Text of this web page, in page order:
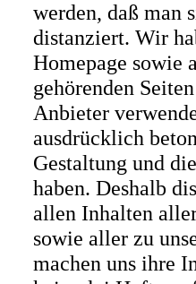
werden, daß man
distanziert. Wir
Homepage sowie
gehörenden
Anbieter
ausdrücklich
Gestaltung und
haben. Deshalb
allen Inhalten
sowie aller zu
machen uns ihre